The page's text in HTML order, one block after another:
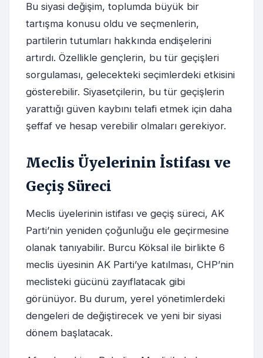
Bu siyasi değişim, toplumda büyük bir
tartışma konusu oldu ve seçmenlerin,
partilerin tutumları hakkında endişelerini
artırdı. Özellikle gençlerin, bu tür geçişleri
sorgulaması, gelecekteki seçimlerdeki etkisini
gösterebilir. Siyasetçilerin, bu tür geçişlerin
yarattığı güven kaybını telafi etmek için daha
şeffaf ve hesap verebilir olmaları gerekiyor.
Meclis Üyelerinin İstifası ve
Geçiş Süreci
Meclis üyelerinin istifası ve geçiş süreci, AK
Parti’nin yeniden çoğunluğu ele geçirmesine
olanak tanıyabilir. Burcu Köksal ile birlikte 6
meclis üyesinin AK Parti’ye katılması, CHP’nin
meclisteki gücünü zayıflatacak gibi
görünüyor. Bu durum, yerel yönetimlerdeki
dengeleri de değiştirecek ve yeni bir siyasi
dönem başlatacak.